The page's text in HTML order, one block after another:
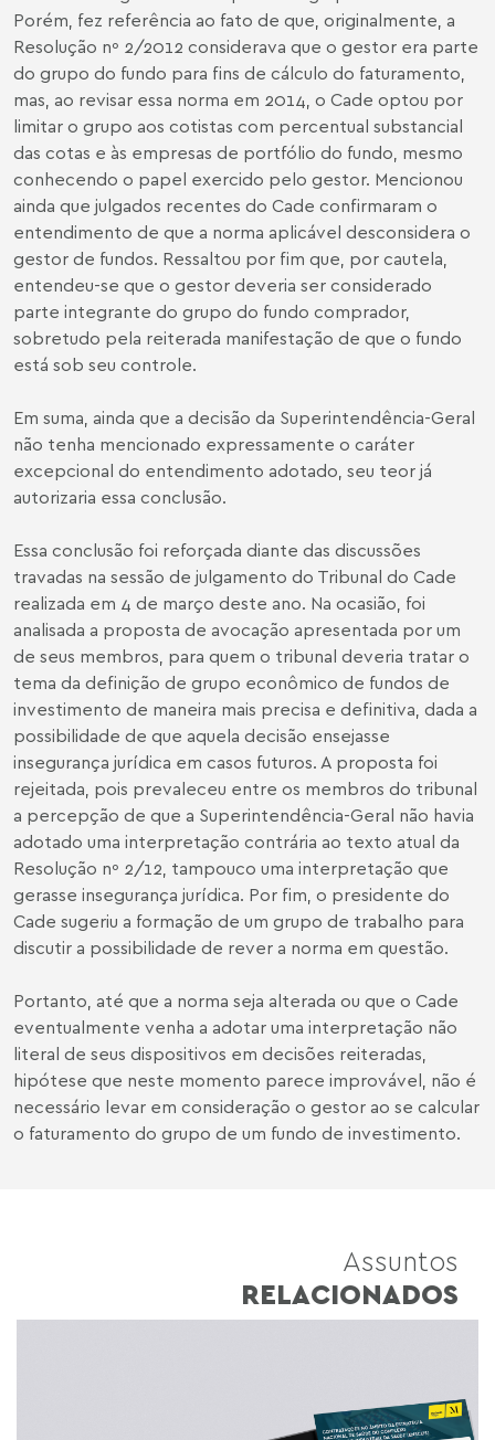
Porém, fez referência ao fato de que, originalmente, a
Resolução nº 2/2012 considerava que o gestor era parte
do grupo do fundo para fins de cálculo do faturamento,
mas, ao revisar essa norma em 2014, o Cade optou por
limitar o grupo aos cotistas com percentual substancial
das cotas e às empresas de portfólio do fundo, mesmo
conhecendo o papel exercido pelo gestor. Mencionou
ainda que julgados recentes do Cade confirmaram o
entendimento de que a norma aplicável desconsidera o
gestor de fundos. Ressaltou por fim que, por cautela,
entendeu-se que o gestor deveria ser considerado
parte integrante do grupo do fundo comprador,
sobretudo pela reiterada manifestação de que o fundo
está sob seu controle.
Em suma, ainda que a decisão da Superintendência-Geral
não tenha mencionado expressamente o caráter
excepcional do entendimento adotado, seu teor já
autorizaria essa conclusão.
Essa conclusão foi reforçada diante das discussões
travadas na sessão de julgamento do Tribunal do Cade
realizada em 4 de março deste ano. Na ocasião, foi
analisada a proposta de avocação apresentada por um
de seus membros, para quem o tribunal deveria tratar o
tema da definição de grupo econômico de fundos de
investimento de maneira mais precisa e definitiva, dada a
possibilidade de que aquela decisão ensejasse
insegurança jurídica em casos futuros. A proposta foi
rejeitada, pois prevaleceu entre os membros do tribunal
a percepção de que a Superintendência-Geral não havia
adotado uma interpretação contrária ao texto atual da
Resolução nº 2/12, tampouco uma interpretação que
gerasse insegurança jurídica. Por fim, o presidente do
Cade sugeriu a formação de um grupo de trabalho para
discutir a possibilidade de rever a norma em questão.
Portanto, até que a norma seja alterada ou que o Cade
eventualmente venha a adotar uma interpretação não
literal de seus dispositivos em decisões reiteradas,
hipótese que neste momento parece improvável, não é
necessário levar em consideração o gestor ao se calcular
o faturamento do grupo de um fundo de investimento.
Assuntos
RELACIONADOS